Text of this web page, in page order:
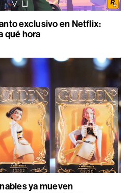
exclusivo en Netflix:
qué hora
ya mueven